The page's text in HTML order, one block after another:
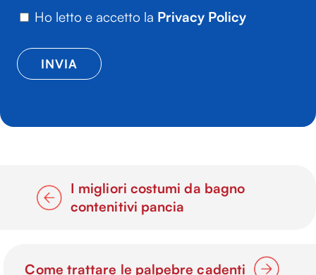
Ho letto e accetto la Privacy Policy
I migliori costumi da bagno
contenitivi pancia
Come trattare le palpebre cadenti